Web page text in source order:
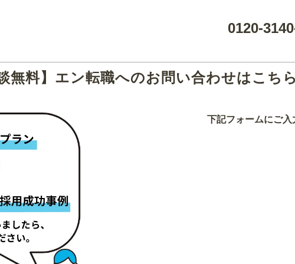
0120-
無料】エン転職へのお問い合わせはこちら
下記フォームにご入